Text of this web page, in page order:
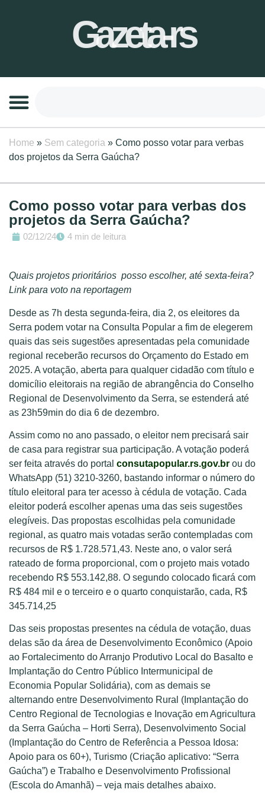
Gazeta-rs
Home » Sem categoria » Como posso votar para verbas
dos projetos da Serra Gaúcha?
Como posso votar para verbas dos
projetos da Serra Gaúcha?
02/12/24 4 min de leitura
Quais projetos prioritários posso escolher, até sexta-feira?
Link para voto na reportagem
Desde as 7h desta segunda-feira, dia 2, os eleitores da
Serra podem votar na Consulta Popular a fim de elegerem
quais das seis sugestões apresentadas pela comunidade
regional receberão recursos do Orçamento do Estado em
2025. A votação, aberta para qualquer cidadão com título e
domicílio eleitorais na região de abrangência do Conselho
Regional de Desenvolvimento da Serra, se estenderá até
as 23h59min do dia 6 de dezembro.
Assim como no ano passado, o eleitor nem precisará sair
de casa para registrar sua participação. A votação poderá
ser feita através do portal consutapopular.rs.gov.br ou do
WhatsApp (51) 3210-3260, bastando informar o número do
título eleitoral para ter acesso à cédula de votação. Cada
eleitor poderá escolher apenas uma das seis sugestões
elegíveis. Das propostas escolhidas pela comunidade
regional, as quatro mais votadas serão contempladas com
recursos de R$ 1.728.571,43. Neste ano, o valor será
rateado de forma proporcional, com o projeto mais votado
recebendo R$ 553.142,88. O segundo colocado ficará com
R$ 484 mil e o terceiro e o quarto conquistarão, cada, R$
345.714,25
Das seis propostas presentes na cédula de votação, duas
delas são da área de Desenvolvimento Econômico (Apoio
ao Fortalecimento do Arranjo Produtivo Local do Basalto e
Implantação do Centro Público Intermunicipal de
Economia Popular Solidária), com as demais se
alternando entre Desenvolvimento Rural (Implantação do
Centro Regional de Tecnologias e Inovação em Agricultura
da Serra Gaúcha – Horti Serra), Desenvolvimento Social
(Implantação do Centro de Referência a Pessoa Idosa:
Apoio para os 60+), Turismo (Criação aplicativo: “Serra
Gaúcha”) e Trabalho e Desenvolvimento Profissional
(Escola do Amanhã) – veja mais detalhes abaixo.